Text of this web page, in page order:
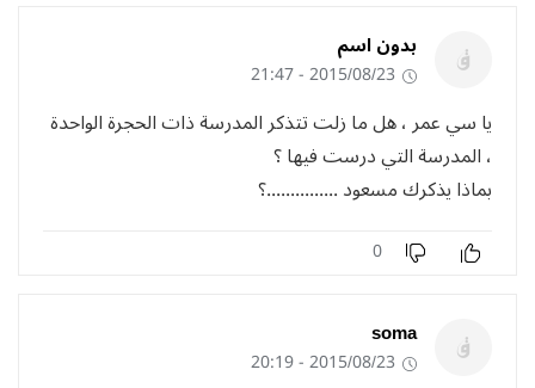
بدون اسم
2015/08/23 - 21:47
يا سي عمر ، هل ما زلت تتذكر المدرسة ذات الحجرة الواحدة
، المدرسة التي درست فيها ؟
بماذا يذكرك مسعود ...............؟
0
soma
2015/08/23 - 20:19